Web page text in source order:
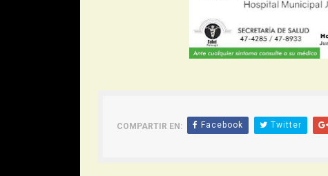
COMPARTIR EN: Facebook Twitter